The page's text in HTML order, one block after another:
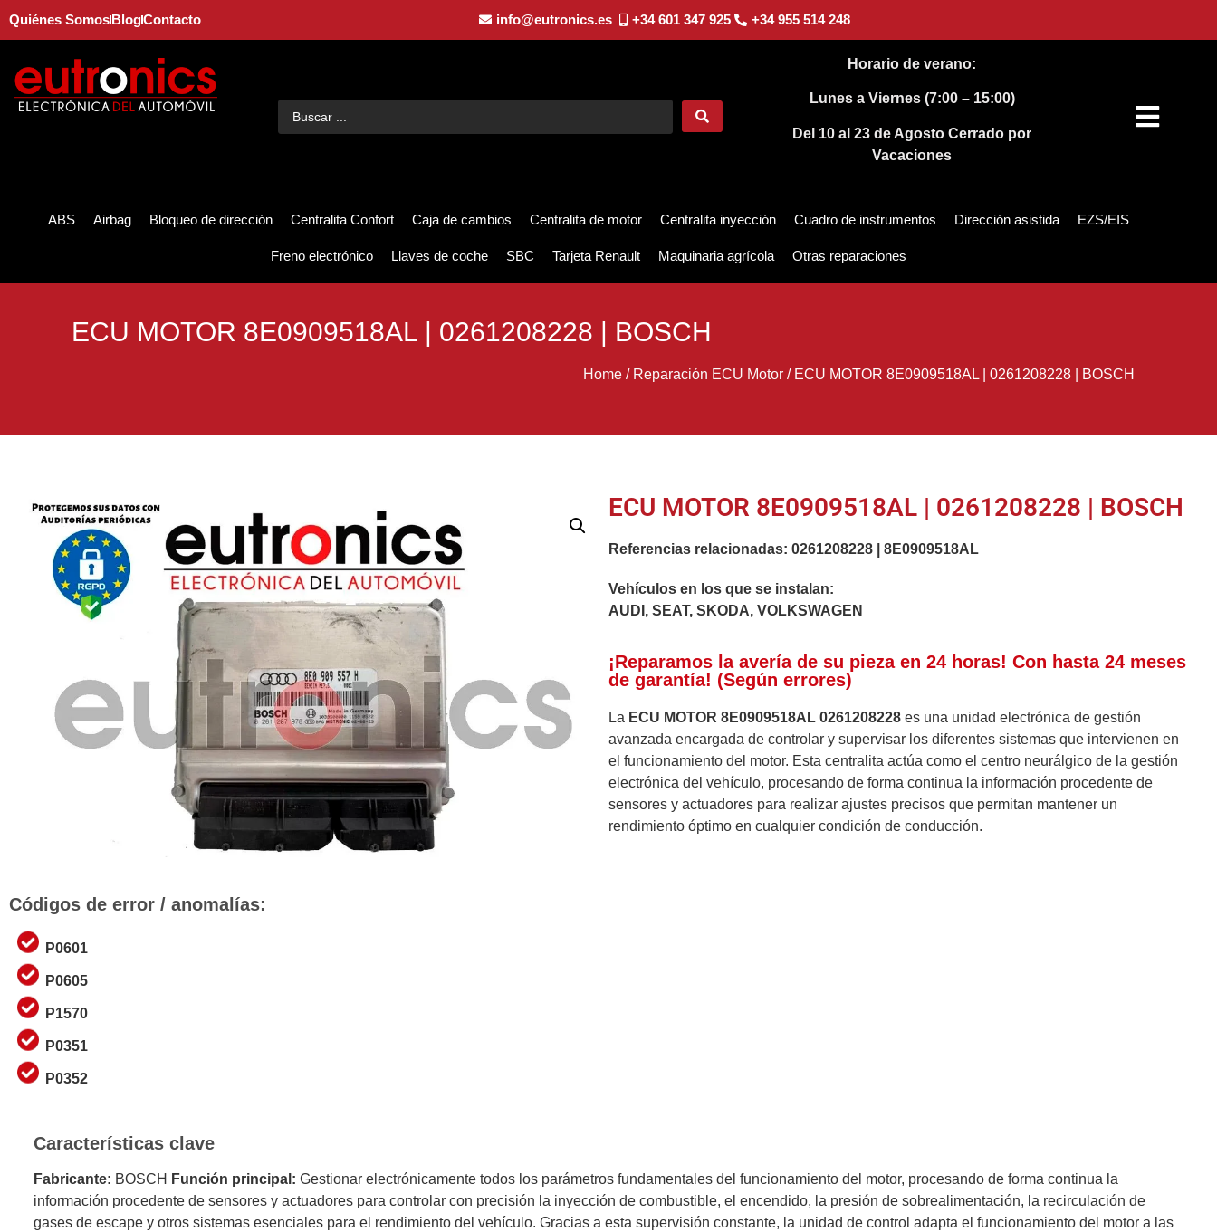
Quiénes SomosBlogContacto info@eutronics.es +34 601 347 925 +34 955 514 248
Horario de verano:
Lunes a Viernes (7:00 – 15:00)
Del 10 al 23 de AgostoCerrado por
Vacaciones
ABS Airbag Bloqueo de dirección Centralita Confort Caja de cambios Centralita de motor Centralita inyección Cuadro de instrumentos Dirección asistida EZS/EIS
Freno electrónico Llaves de coche SBC Tarjeta Renault Maquinaria agrícola Otras reparaciones
ECU MOTOR 8E0909518AL | 0261208228 | BOSCH
Home/ Reparación ECU Motor/ ECU MOTOR 8E0909518AL | 0261208228 | BOSCH
ECU MOTOR 8E0909518AL | 0261208228 | BOSCH
Referencias relacionadas: 0261208228 8E0909518AL
Vehículos en los que se instalan:
AUDI, SEAT, SKODA, VOLKSWAGEN
¡Reparamos la avería de su pieza en 24 horas! Con hasta 24 meses
de garantía! (Según errores)
La ECU MOTOR 8E0909518AL 0261208228 es una unidad electrónica de gestión
avanzada encargada de controlar y supervisar los diferentes sistemas que intervienen en
el funcionamiento del motor. Esta centralita actúa como el centro neurálgico de la gestión
electrónica del vehículo, procesando de forma continua la información procedente de
sensores y actuadores para realizar ajustes precisos que permitan mantener un
rendimiento óptimo en cualquier condición de conducción.
Códigos de error / anomalías:
P0601
P0605
P1570
P0351
P0352
Características clave
Fabricante: BOSCH Función principal: Gestionar electrónicamente todos los parámetros fundamentales del funcionamiento del motor, procesando de forma continua la
información procedente de sensores y actuadores para controlar con precisión la inyección de combustible, el encendido, la presión de sobrealimentación, la recirculación de
gases de escape y otros sistemas esenciales para el rendimiento del vehículo. Gracias a esta supervisión constante, la unidad de control adapta el funcionamiento del motor a las